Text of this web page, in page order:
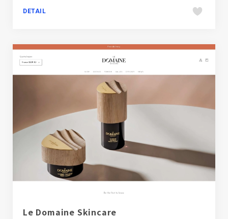
DETAIL
Le Domaine Skincare